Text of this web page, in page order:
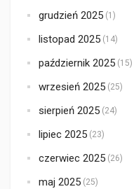
grudzień 2025 (1)
listopad 2025 (14)
październik 2025 (15)
wrzesień 2025 (25)
sierpień 2025 (24)
lipiec 2025 (23)
czerwiec 2025 (26)
maj 2025 (25)